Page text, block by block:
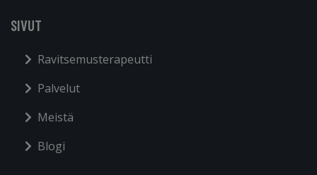
SIVUT
Ravitsemusterapeutti
Palvelut
Meistä
Blogi